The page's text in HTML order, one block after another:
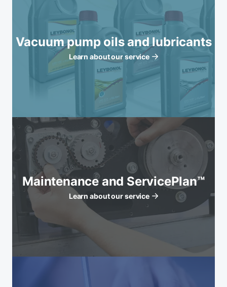
Vacuum pump oils and lubricants
Learn about our service
Maintenance and ServicePlan™
Learn about our service